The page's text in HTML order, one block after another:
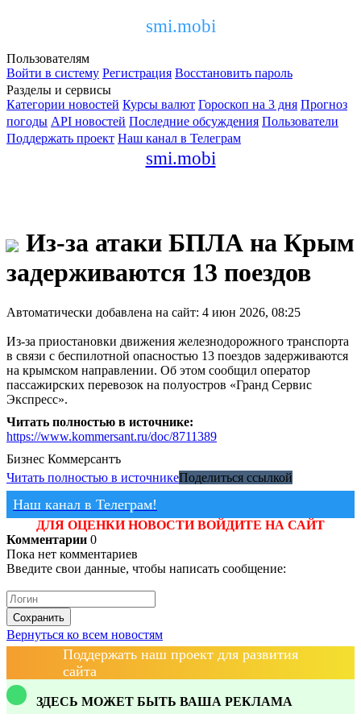
smi.mobi
Пользователям
Войти в систему Регистрация Восстановить пароль
Разделы и сервисы
Категории новостей Курсы валют Гороскоп на 3 дня Прогноз
погоды API новостей Последние обсуждения Пользователи
Поддержать проект Наш канал в Телеграм
smi.mobi
Из-за атаки БПЛА на Крым
задерживаются 13 поездов
Автоматически добавлена на сайт: 4 июн 2026, 08:25
Из-за приостановки движения железнодорожного транспорта
в связи с беспилотной опасностью 13 поездов задерживаются
на крымском направлении. Об этом сообщил оператор
пассажирских перевозок на полуостров «Гранд Сервис
Экспресс».
Читать полностью в источнике:
https://www.kommersant.ru/doc/8711389
Бизнес Коммерсантъ
Читать полностью в источникеПоделиться ссылкой
Наш канал в Телеграм!
ДЛЯ ОЦЕНКИ НОВОСТИ ВОЙДИТЕ НА САЙТ
Комментарии 0
Пока нет комментариев
Введите свои данные, чтобы написать сообщение:
Сохранить
Вернуться ко всем новостям
Поддержать наш проект для развития
сайта
ЗДЕСЬ МОЖЕТ БЫТЬ ВАША РЕКЛАМА